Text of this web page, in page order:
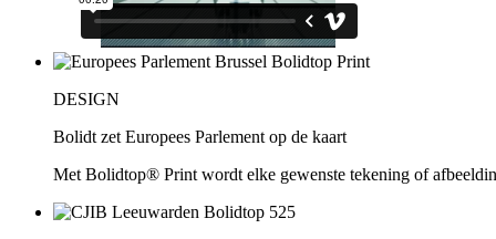
DESIGN
Bolidt zet Europees Parlement op de kaart
Met Bolidtop® Print wordt elke gewenste tekening of